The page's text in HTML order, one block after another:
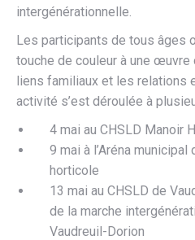
intergénérationnelle.
Les participants de tous âges
touche de couleur à une
liens familiaux et les relations
activité s’est déroulée à
4 mai au CHSLD Manoir
9 mai à l’Aréna
horticole
13 mai au CHSLD de
de la marche
Vaudreuil-Dorion